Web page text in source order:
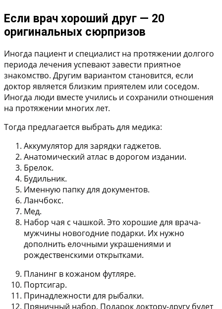
Если врач хороший друг — 20
оригинальных сюрпризов
Иногда пациент и специалист на протяжении долгого
периода лечения успевают завести приятное
знакомство. Другим вариантом становится, если
доктор является близким приятелем или соседом.
Иногда люди вместе учились и сохранили отношения
на протяжении многих лет.
Тогда предлагается выбрать для медика:
Аккумулятор для зарядки гаджетов.
Анатомический атлас в дорогом издании.
Брелок.
Будильник.
Именную папку для документов.
Ланчбокс.
Мед.
Набор чая с чашкой. Это хорошие для врача-
мужчины новогодние подарки. Их нужно
дополнить елочными украшениями и
рождественскими открытками.
Планинг в кожаном футляре.
Портсигар.
Принадлежности для рыбалки.
Пряничный набор. Подарок доктору-другу будет